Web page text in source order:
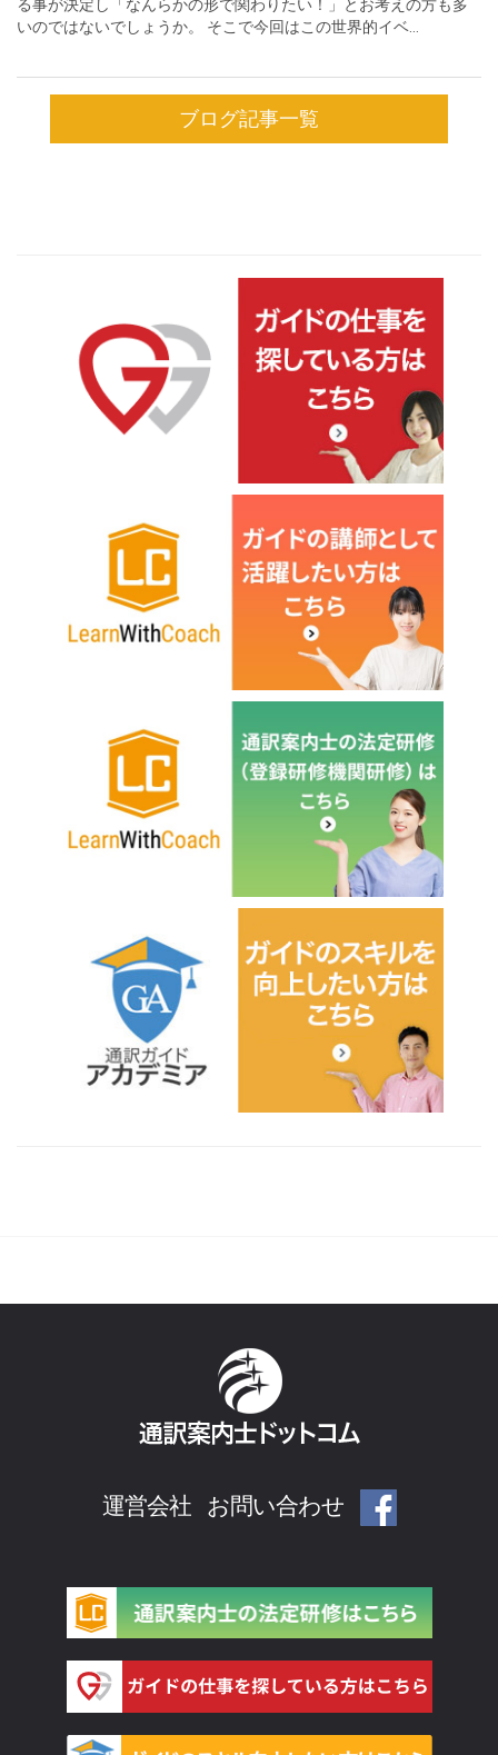
る事が決定し「なんらかの形で関わりたい！」とお考えの方も多
いのではないでしょうか。 そこで今回はこの世界的イベ...
ブログ記事一覧
運営会社 お問い合わせ